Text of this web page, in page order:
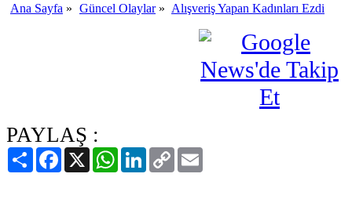
Ana Sayfa » Güncel Olaylar» Alışveriş Yapan Kadınları Ezdi
PAYLAŞ :
PaylaşFacebook
X WhatsAppLinkedIn
Copy
Link